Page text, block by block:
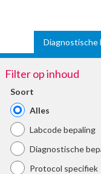
Diagnostische
Filter op inhoud
Soort
Alles
Labcode bepaling
Diagnostische
Protocol specifiek